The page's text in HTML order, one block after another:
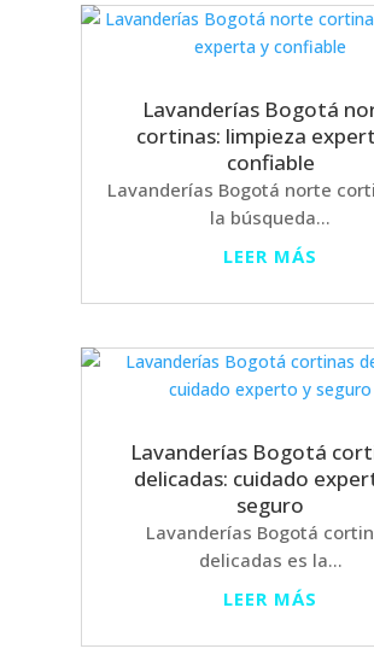
Lavanderías Bogotá
cortinas: limpieza
confiable
Lavanderías Bogotá norte
la búsqueda...
LEER MÁS
Lavanderías Bogotá
delicadas: cuidado
seguro
Lavanderías Bogotá
delicadas es la...
LEER MÁS